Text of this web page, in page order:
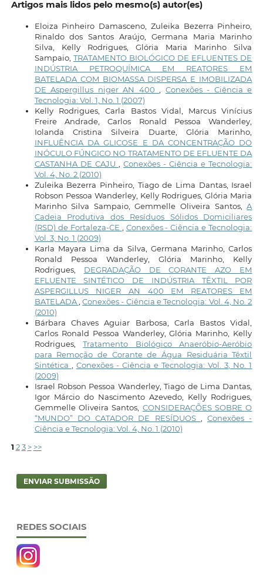
Artigos mais lidos pelo mesmo(s) autor(es)
Eloiza Pinheiro Damasceno, Zuleika Bezerra Pinheiro,
Rinaldo dos Santos Araújo, Germana Maria Marinho
Silva, Kelly Rodrigues, Glória Maria Marinho Silva
Sampaio, TRATAMENTO BIOLÓGICO DE EFLUENTES DE
INDÚSTRIA PETROQUÍMICA EM REATORES EM
BATELADA COM BIOMASSA DISPERSA E IMOBILIZADA
DE Aspergillus niger AN 400
Conexões - Ciência e
Tecnologia: Vol. 1, No. 1 (2007)
Kelly Rodrigues, Carla Bastos Vidal, Marcus Vinícius
Freire Andrade, Carlos Ronald Pessoa Wanderley,
Iolanda Cristina Silveira Duarte, Glória Marinho,
INFLUÊNCIA DA GLICOSE E DA CONCENTRAÇÃO DO
INÓCULO FÚNGICO NO TRATAMENTO DE EFLUENTE DA
CASTANHA DE CAJU
Conexões - Ciência e Tecnologia:
Vol. 4, No. 2 (2010)
Zuleika Bezerra Pinheiro, Tiago de Lima Dantas, Israel
Robson Pessoa Wanderley, Kelly Rodrigues, Glória Maria
Marinho Silva Sampaio, Gemmelle Oliveira Santos,A
Cadeia Produtiva dos Resíduos Sólidos Domiciliares
(RSD) de Fortaleza-CE
Conexões - Ciência e Tecnologia:
Vol. 3, No. 1 (2009)
Karla Mayara Lima da Silva, Germana Marinho, Carlos
Ronald Pessoa Wanderley, Glória Marinho, Kelly
Rodrigues, DEGRADAÇÃO DE CORANTE AZO EM
EFLUENTE SINTÉTICO DE INDÚSTRIA TÊXTIL POR
ASPERGILLUS NIGER AN 400 EM REATORES EM
BATELADA ,Conexões - Ciência e Tecnologia: Vol. 4, No. 2
(2010)
Bárbara Chaves Aguiar Barbosa, Carla Bastos Vidal,
Carlos Ronald Pessoa Wanderley, Glória Marinho, Kelly
Rodrigues,Tratamento Biológico Anaeróbio-Aeróbio
para Remoção de Corante de Água Residuária Têxtil
Sintética
Conexões - Ciência e Tecnologia: Vol. 3, No. 1
(2009)
Israel Robson Pessoa Wanderley, Tiago de Lima Dantas,
Igor Márcio do Nascimento Azevedo, Kelly Rodrigues,
Gemmelle Oliveira Santos, CONSIDERAÇÕES SOBRE O
“MUNDO” DO CATADOR DE RESÍDUOS
,Conexões -
Ciência e Tecnologia: Vol. 4, No. 1 (2010)
1 2 3 > >>
ENVIAR SUBMISSÃO
REDES SOCIAIS